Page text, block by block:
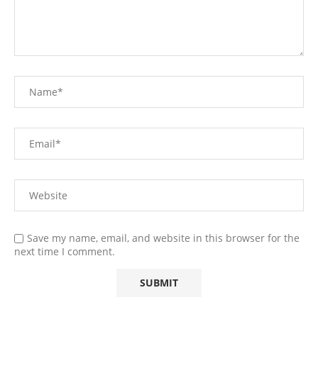
Save my name, email, and website in this browser for the
next time I comment.